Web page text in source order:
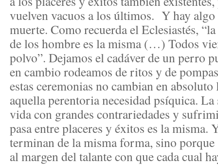
vuelven vacuos a los últimos. Y hay
muerte. Como recuerda el Eclesiastés,
de los hombre es la misma (…) Todos
polvo”. Dejamos el cadáver de un perro
en cambio rodeamos de ritos y de
estas ceremonias no cambian en
aquella perentoria necesidad psíquica. La
vida con grandes contrariedades y
pasa entre placeres y éxitos es la misma.
terminan de la misma forma, sino
al margen del talante con que cada cual